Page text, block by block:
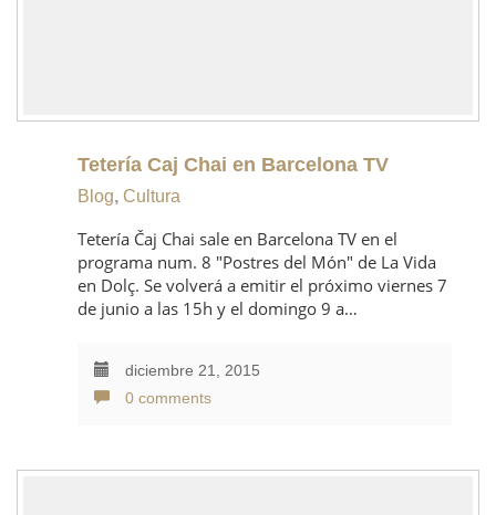
Tetería Caj Chai en Barcelona TV
Blog, Cultura
Tetería Čaj Chai sale en Barcelona TV en el
programa num. 8 "Postres del Món" de La Vida
en Dolç. Se volverá a emitir el próximo viernes 7
de junio a las 15h y el domingo 9 a…
diciembre 21, 2015
0 comments